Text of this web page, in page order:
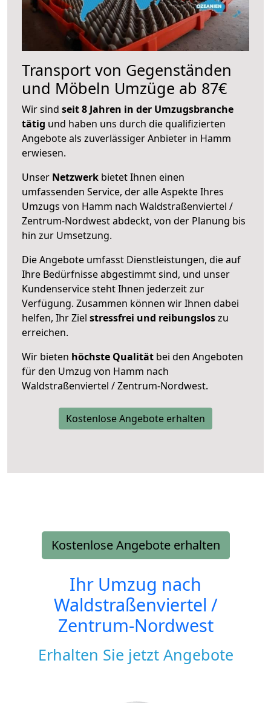
Transport von Gegenständen
und Möbeln Umzüge ab 87€
Wir sind seit 8 Jahren in der Umzugsbranche
tätig und haben uns durch die qualifizierten
Angebote als zuverlässiger Anbieter in Hamm
erwiesen.
Unser Netzwerk bietet Ihnen einen
umfassenden Service, der alle Aspekte Ihres
Umzugs von Hamm nach Waldstraßenviertel /
Zentrum-Nordwest abdeckt, von der Planung bis
hin zur Umsetzung.
Die Angebote umfasst Dienstleistungen, die auf
Ihre Bedürfnisse abgestimmt sind, und unser
Kundenservice steht Ihnen jederzeit zur
Verfügung. Zusammen können wir Ihnen dabei
helfen, Ihr Ziel stressfrei und reibungsloszu
erreichen.
Wir bieten höchste Qualität bei den Angeboten
für den Umzug von Hamm nach
Waldstraßenviertel / Zentrum-Nordwest.
Kostenlose Angebote erhalten
Kostenlose Angebote erhalten
Ihr Umzug nach
Waldstraßenviertel /
Zentrum-Nordwest
Erhalten Sie jetzt Angebote